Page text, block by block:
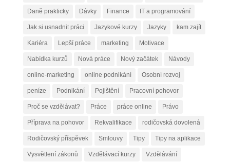
Daně prakticky Dávky Finance IT a programování
Jak si usnadnit práci Jazykové kurzy Jazyky kam zajít
Kariéra Lepší práce marketing Motivace
Nabídka kurzů Nová práce Nový začátek Návody
online-marketing online podnikání Osobní rozvoj
peníze Podnikání Pojištění Pracovní pohovor
Proč se vzdělávat? Práce práce online Právo
Příprava na pohovor Rekvalifikace rodičovská dovolená
Rodičovský příspěvek Smlouvy Tipy Tipy na aplikace
Vysvětlení zákonů Vzdělávací kurzy Vzdělávání